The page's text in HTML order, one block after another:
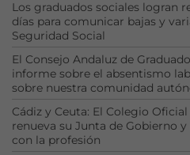
Los graduados sociales logran
días para comunicar bajas y
Seguridad Social
El Consejo Andaluz de
informe sobre el absentismo
sobre nuestra comunidad
Cádiz y Ceuta: El Colegio
renueva su Junta de Gobierno
con la profesión